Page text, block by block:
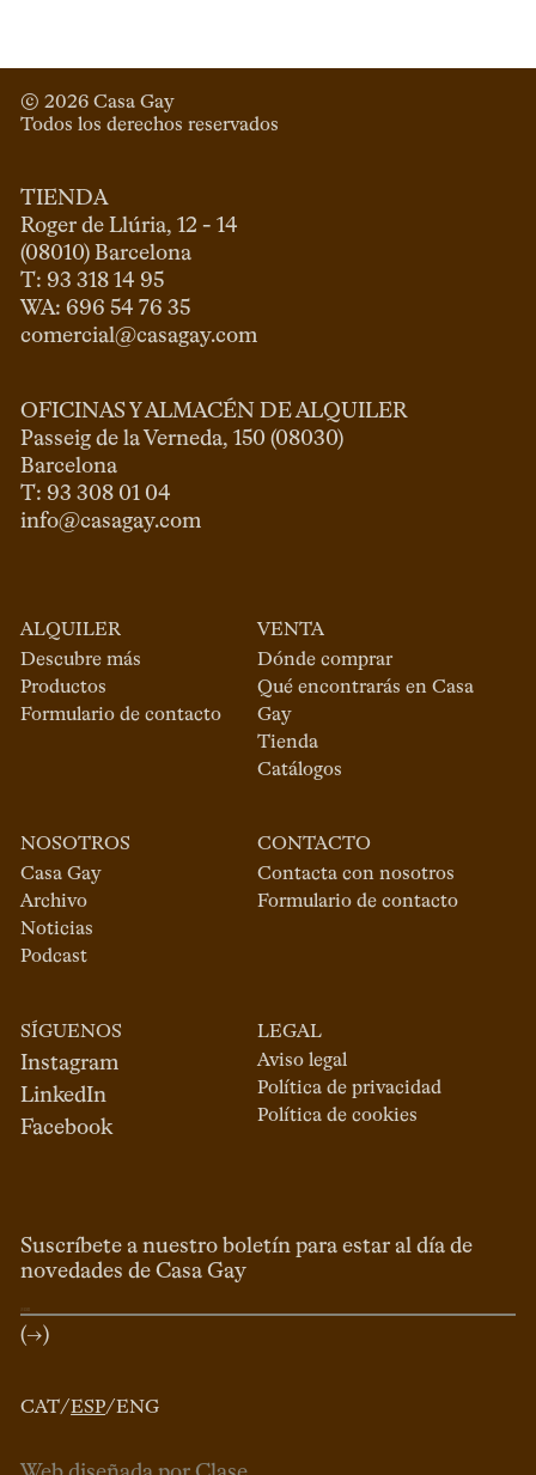
© 2026 Casa Gay
Todos los derechos reservados
TIENDA
Roger de Llúria, 12 - 14
(08010) Barcelona
T: 93 318 14 95
comercial@casagay.com
OFICINAS Y ALMACÉN DE ALQUILER
Passeig de la Verneda, 150 (08030)
Barcelona
info@casagay.com
ALQUILER
Descubre más
Productos
Formulario de contacto
VENTA
Dónde comprar
Qué encontrarás en Casa
Gay
Tienda
Catálogos
NOSOTROS
Casa Gay
Archivo
Noticias
Podcast
CONTACTO
Contacta con nosotros
Formulario de contacto
SÍGUENOS
Instagram
LinkedIn
Facebook
LEGAL
Aviso legal
Política de privacidad
Política de cookies
CAT/ESP/ENG
Suscríbete a nuestro boletín para estar al día de
novedades de Casa Gay
(→)